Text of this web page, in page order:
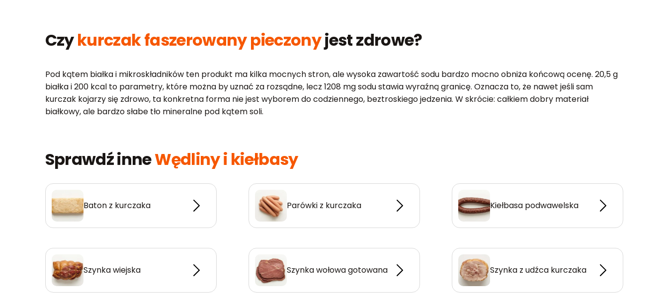
Czykurczak faszerowany pieczonyjest zdrowe?
Pod kątem białka i mikroskładników ten produkt ma kilka mocnych stron, ale wysoka zawartość sodu bardzo mocno obniża końcową ocenę. 20,5 g
białka i 200 kcal to parametry, które można by uznać za rozsądne, lecz 1208 mg sodu stawia wyraźną granicę. Oznacza to, że nawet jeśli sam
kurczak kojarzy się zdrowo, ta konkretna forma nie jest wyborem do codziennego, beztroskiego jedzenia. W skrócie: całkiem dobry materiał
białkowy, ale bardzo słabe tło mineralne pod kątem soli.
Sprawdź inneWędliny i kiełbasy
Baton z kurczaka Parówki z kurczaka Kiełbasa podwawelska
Szynka wiejska Szynka wołowa gotowana Szynka z udźca kurczaka